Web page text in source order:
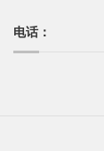
电话：